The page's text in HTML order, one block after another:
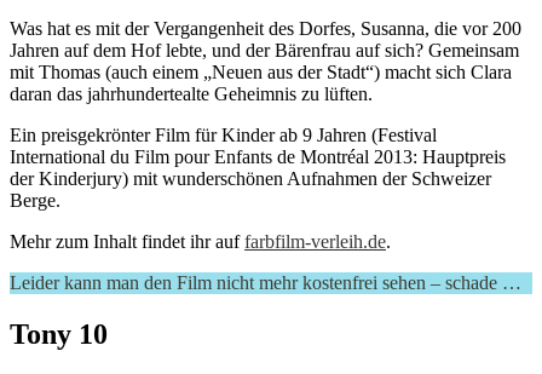
Was hat es mit der Vergangenheit des Dorfes, Susanna, die vor 200
Jahren auf dem Hof lebte, und der Bärenfrau auf sich? Gemeinsam
mit Thomas (auch einem „Neuen aus der Stadt“) macht sich Clara
daran das jahrhundertealte Geheimnis zu lüften.
Ein preisgekrönter Film für Kinder ab 9 Jahren (Festival
International du Film pour Enfants de Montréal 2013: Hauptpreis
der Kinderjury) mit wunderschönen Aufnahmen der Schweizer
Berge.
Mehr zum Inhalt findet ihr auffarbfilm-verleih.de.
Leider kann man den Film nicht mehr kostenfrei sehen – schade …
Tony 10